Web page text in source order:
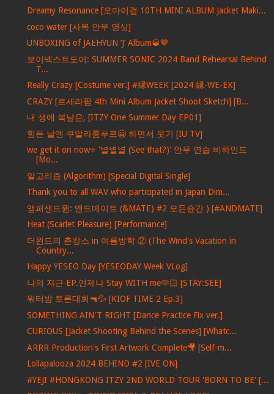
Dreamy Resonance [오마이걸 10TH MINI ALBUM Jacket Maki...
coco water [사복 안무 영상]
UNBOXING of JAEHYUN ‘J’ Album🥃🤎
보이넥스트도어: SUMMER SONIC 2024 Band Rehearsal Behind
T...
Really Crazy [Costume ver.] #縁WEEK [2024 縁-WE-EK]
CRAZY [르세라핌 4th Mini Album Jacket Shoot Sketch] [B...
내 생에 복날은, [ITZY One Summer Day EP01]
힘든 날엔 쿠알라룸푸르😬 하면서 웃기 [IU TV]
we get it on now⭐ '별별별 (See that?)' 안무 연습 비하인드
[Mo...
알고리즘 (Algorithm) [Special Digital Single]
Thank you to all WAV who participated in Japan Dim...
앰퍼샌드원: 앤드메이트 (&MATE) #2 모든슌간 ) [#ANDMATE]
Heat (Scarlet Pleasure) [Performance]
더윈드의 촌캉스 in 여름방학 ② (The Wind's Vacation in
Country...
Happy YESEO Day [YESEODAY Week VLog]
나의 쟈근 EP.언제나 Stay WITH me🫶🏻 [STAY:SEE]
워터밤 토론대회🔫💦 [KIOF TIME 2 Ep.3]
SOMETHING AIN'T RIGHT [Dance Practice Fix ver.]
CURIOUS [Jacket Shooting Behind the Scenes] [Whatc...
ARRR Production's First Artwork Complete🎥 [Self-m...
Lollapalooza 2024 BEHIND #2 [IVE ON]
#YEJI #HONGKONG ITZY 2ND WORLD TOUR 'BORN TO BE' [...